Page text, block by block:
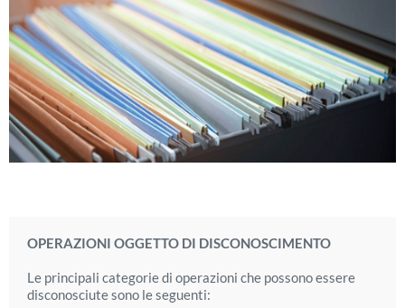
OPERAZIONI OGGETTO DI DISCONOSCIMENTO
Le principali categorie di operazioni che possono essere
disconosciute sono le seguenti: